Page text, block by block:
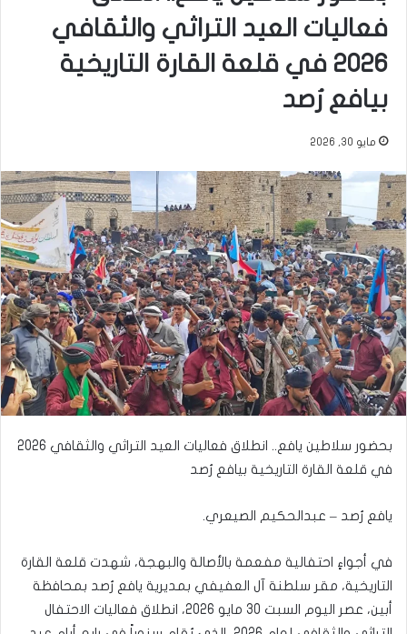
فعاليات العيد التراثي والثقافي
2026 في قلعة القارة التاريخية
بيافع رُصد
مايو 30, 2026
بحضور سلاطين يافع.. انطلاق فعاليات العيد التراثي والثقافي 2026
في قلعة القارة التاريخية بيافع رُصد
يافع رُصد – عبدالحكيم الصيعري.
في أجواءٍ احتفالية مفعمة بالأصالة والبهجة، شهدت قلعة القارة
التاريخية، مقر سلطنة آل العفيفي بمديرية يافع رُصد بمحافظة
أبين، عصر اليوم السبت 30 مايو 2026، انطلاق فعاليات الاحتفال